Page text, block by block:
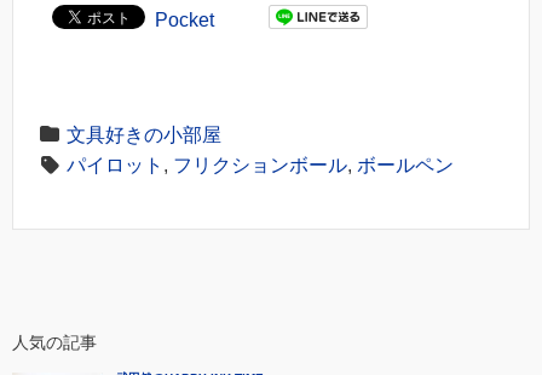
Pocket
文具好きの小部屋
パイロット , フリクションボール, ボールペン
人気の記事